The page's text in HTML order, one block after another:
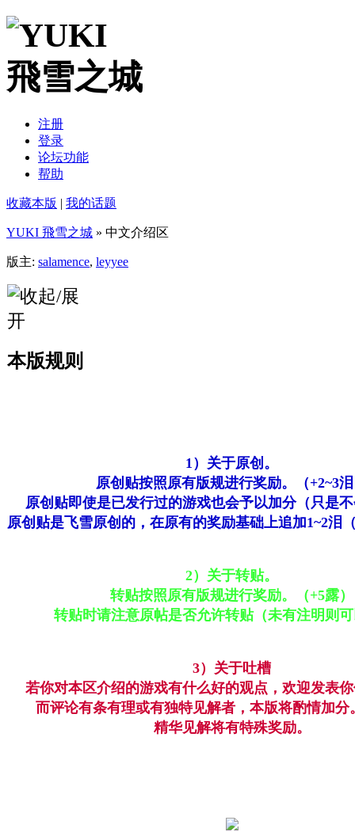
注册
登录
论坛功能
帮助
收藏本版 | 我的话题
YUKI 飛雪之城 » 中文介绍区
版主: salamence, leyyee
本版规则
1）关于原创。
原创贴按照原有版规进行奖励。（+2~3
原创贴即使是已发行过的游戏也会予以加分（只是
原创贴是飞雪原创的，在原有的奖励基础上追加1~2泪
2）关于转贴。
转贴按照原有版规进行奖励。（+5露）
转贴时请注意原帖是否允许转贴（未有注明则
3）关于吐槽
若你对本区介绍的游戏有什么好的观点，欢迎发表
而评论有条有理或有独特见解者，本版将酌情加分
精华见解将有特殊奖励。